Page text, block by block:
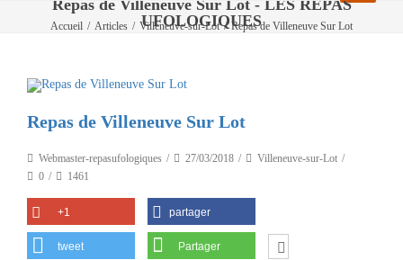
Repas de Villeneuve Sur Lot - LES REPAS
UFOLOGIQUES
Accueil / Articles / Villeneuve-sur-Lot / Repas de Villeneuve Sur Lot
Repas de Villeneuve Sur Lot
Webmaster-repasufologiques 27/03/2018
Villeneuve-sur-Lot
0
1461
+1 partager
tweet Partager